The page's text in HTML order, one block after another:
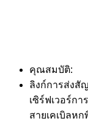
คุณสมบัติ:
ลิงก์การส่งสั
เซิร์ฟเวอร์ก
สายเคเบิลห